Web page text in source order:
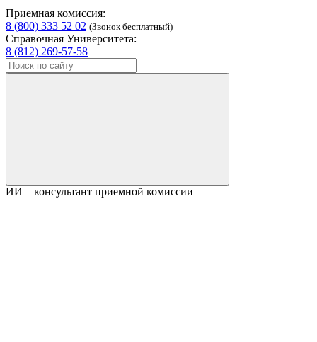
Приемная комиссия:
8 (800) 333 52 02 (Звонок бесплатный)
Справочная Университета:
8 (812) 269-57-58
ИИ – консультант приемной комиссии